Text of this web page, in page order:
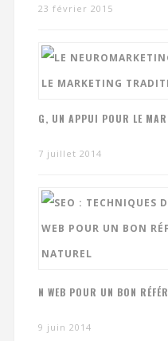
23 février 2015
G, UN APPUI POUR LE
7 juillet 2014
N WEB POUR UN BON
9 juin 2014